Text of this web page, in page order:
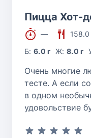
Пицца Хот-
—
158.0
Б:6.0 г Ж: 8.0 г
Очень многие
тесте. А если
в одном
удовольствие